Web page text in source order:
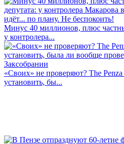
Минус 40 миллионов, плюс
у контролера...
«Своих» не проверяют? The
установить, бы...